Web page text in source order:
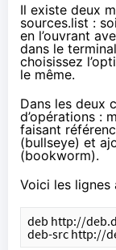
Il existe deux
sources.list :
en l’ouvrant
dans le
choisissez
le même.
Dans les deux
d’opérations :
faisant
(bullseye) et
(bookworm).
Voici les lignes
deb http://
deb-src http://